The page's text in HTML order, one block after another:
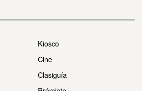
Kiosco
Cine
Clasiguía